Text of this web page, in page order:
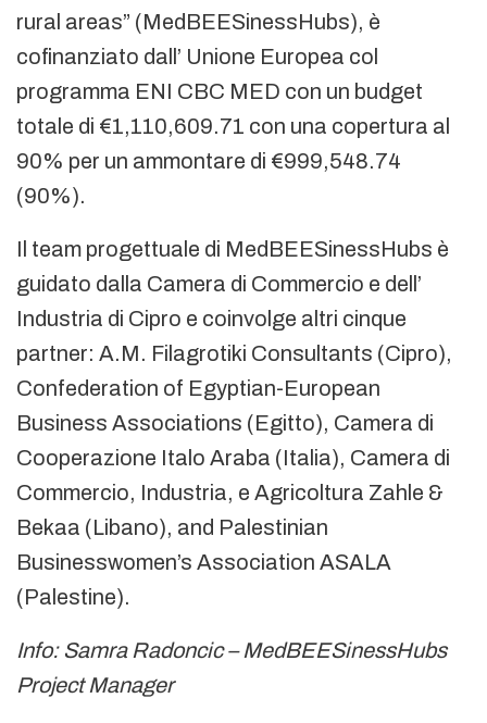
rural areas” (MedBEESinessHubs), è
cofinanziato dall’ Unione Europea col
programma ENI CBC MED con un budget
totale di €1,110,609.71 con una copertura al
90% per un ammontare di €999,548.74
(90%).
Il team progettuale di MedBEESinessHubs è
guidato dalla Camera di Commercio e dell’
Industria di Cipro e coinvolge altri cinque
partner: A.M. Filagrotiki Consultants (Cipro),
Confederation of Egyptian-European
Business Associations (Egitto), Camera di
Cooperazione Italo Araba (Italia), Camera di
Commercio, Industria, e Agricoltura Zahle &
Bekaa (Libano), and Palestinian
Businesswomen’s Association ASALA
(Palestine).
Info: Samra Radoncic – MedBEESinessHubs
Project Manager